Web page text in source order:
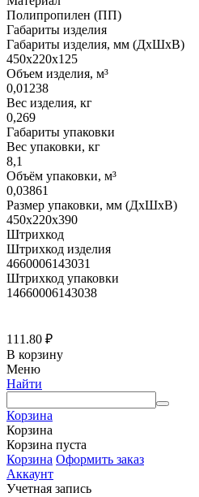
Полипропилен (ПП)
Габариты изделия
Габариты изделия, мм (ДхШхВ)
450х220х125
Объем изделия, м³
0,01238
Вес изделия, кг
0,269
Габариты упаковки
Вес упаковки, кг
8,1
Объём упаковки, м³
0,03861
Размер упаковки, мм (ДхШхВ)
450х220х390
Штрихкод
Штрихкод изделия
4660006143031
Штрихкод упаковки
14660006143038
111.80 ₽
В корзину
Меню
Найти
Корзина
Корзина
Корзина пуста
Корзина Оформить заказ
Аккаунт
Учетная запись